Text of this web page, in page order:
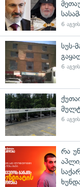
6
სუს-
6
6
რა